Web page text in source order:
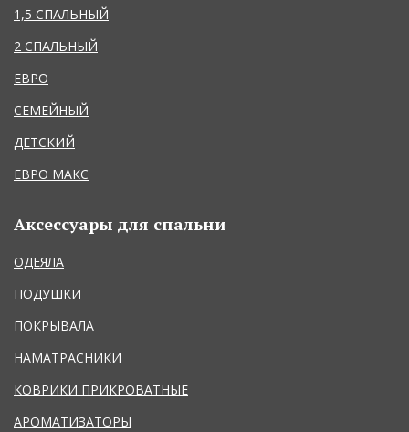
1,5 СПАЛЬНЫЙ
2 СПАЛЬНЫЙ
ЕВРО
СЕМЕЙНЫЙ
ДЕТСКИЙ
ЕВРО МАКС
Аксессуары для спальни
ОДЕЯЛА
ПОДУШКИ
ПОКРЫВАЛА
НАМАТРАСНИКИ
КОВРИКИ ПРИКРОВАТНЫЕ
АРОМАТИЗАТОРЫ